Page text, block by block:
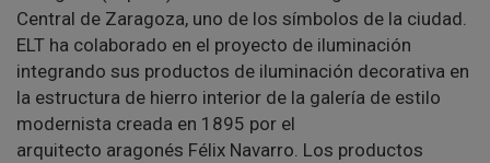
Central de Zaragoza, uno de los símbolos de la ciudad.
ELT ha colaborado en el proyecto de iluminación
integrando sus productos de iluminación decorativa en
la estructura de hierro interior de la galería de estilo
modernista creada en 1895 por el
arquitecto aragonés Félix Navarro. Los productos